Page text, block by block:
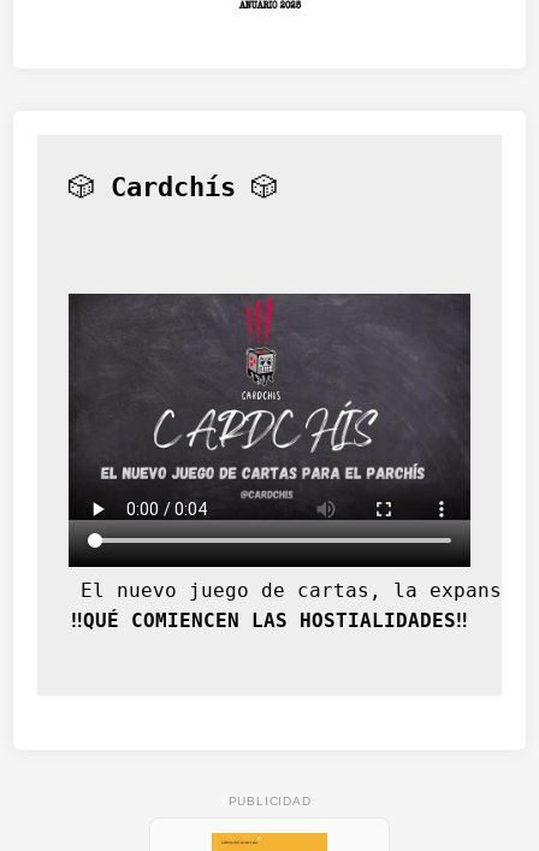
🎲 Cardchís 🎲
El nuevo juego de cartas, la
‼️QUÉ COMIENCEN LAS HOSTIALIDADES‼️
PUBLICIDAD